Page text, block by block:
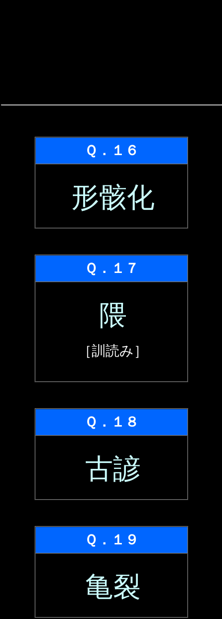
Ｑ．１６
形骸化
Ｑ．１７
隈
［訓読み］
Ｑ．１８
古諺
Ｑ．１９
亀裂